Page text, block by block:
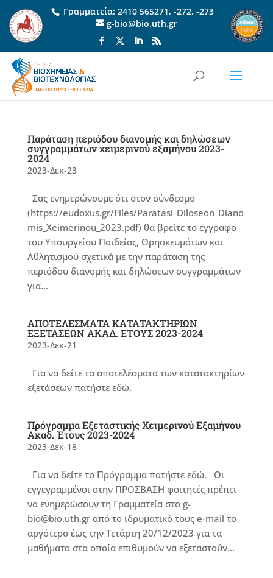
Γραμματεία: 2410 565271, -272, -273
g-bio@bio.uth.gr
Παράταση περιόδου διανομής και δηλώσεων
συγγραμμάτων χειμερινού εξαμήνου 2023-
2024
2023-Δεκ-23
Σας ενημερώνουμε ότι στον σύνδεσμο
(https://eudoxus.gr/Files/Paratasi_Diloseon_Diano
mis_Xeimerinou_2023.pdf) θα βρείτε το έγγραφο
του Υπουργείου Παιδείας, Θρησκευμάτων και
Αθλητισμού σχετικά με την παράταση της
περιόδου διανομής και δηλώσεων συγγραμμάτων
για...
ΑΠΟΤΕΛΕΣΜΑΤΑ ΚΑΤΑΤΑΚΤΗΡΙΩΝ
ΕΞΕΤΑΣΕΩΝ ΑΚΑΔ. ΕΤΟΥΣ 2023-2024
2023-Δεκ-21
Για να δείτε τα αποτελέσματα των κατατακτηρίων
εξετάσεων πατήστε εδώ.
Πρόγραμμα Εξεταστικής Χειμερινού Εξαμήνου
Ακαδ. Έτους 2023-2024
2023-Δεκ-18
Για να δείτε το Πρόγραμμα πατήστε εδώ. Οι
εγγεγραμμένοι στην ΠΡΟΣΒΑΣΗ φοιτητές πρέπει
να ενημερώσουν τη Γραμματεία στο g-
bio@bio.uth.gr από το ιδρυματικό τους e-mail το
αργότερο έως την Τετάρτη 20/12/2023 για τα
μαθήματα στα οποία επιθυμούν να εξεταστούν...